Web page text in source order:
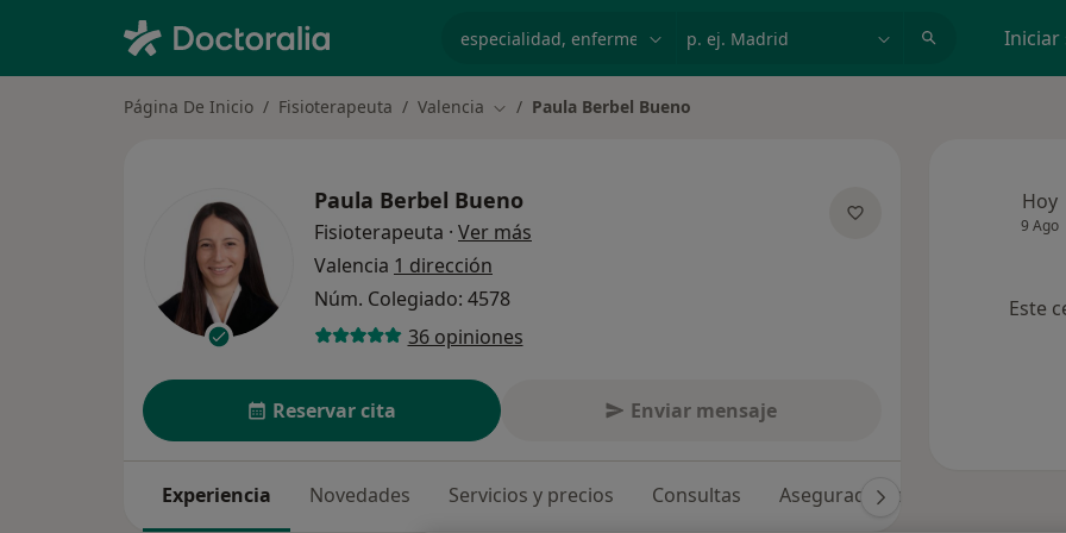
Iniciar
Página De Inicio Fisioterapeuta Valencia Cambiar de ciudad
Paula Berbel Bueno
Paula Berbel Bueno
Fisioterapeuta · Ver más
Valencia 1 dirección
Núm. Colegiado: 4578
36 opiniones
Reservar cita Enviar mensaje
Experiencia Novedades Servicios y precios Consultas Aseguradoras
Hoy
9 Ago
Este